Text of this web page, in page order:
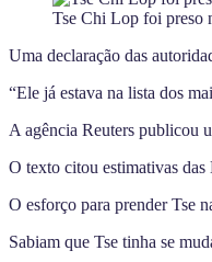
Tse Chi Lop foi preso
Uma declaração das
“Ele já estava na lista dos
A agência Reuters publicou
O texto citou estimativas
O esforço para prender Tse
Sabiam que Tse tinha se